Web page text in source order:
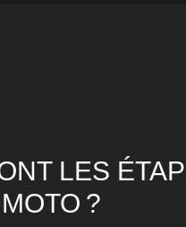
LES
?